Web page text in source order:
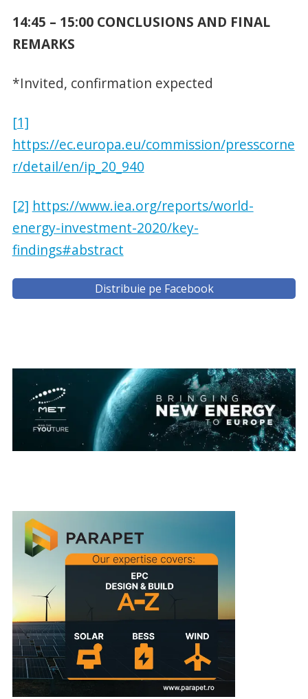
14:45 – 15:00 CONCLUSIONS AND FINAL
REMARKS
*Invited, confirmation expected
[1]
https://ec.europa.eu/commission/presscorne
r/detail/en/ip_20_940
[2] https://www.iea.org/reports/world-
energy-investment-2020/key-
findings#abstract
Distribuie pe Facebook